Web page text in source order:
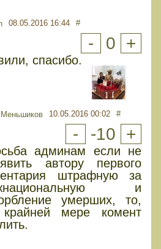
08.05.2016 16:44 #
- 0 +
спасибо.
10.05.2016 00:02 #
- -10 +
админам если не
автору первого
штрафную за
и
умерших, то,
мере комент